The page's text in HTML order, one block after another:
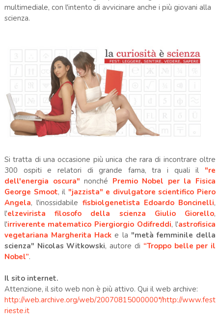
multimediale, con l'intento di avvicinare anche i più giovani alla
scienza.
Si tratta di una occasione più unica che rara di incontrare oltre
300 ospiti e relatori di grande fama, tra i quali il
"re
dell'energia oscura" nonché Premio Nobel per la Fisica
George Smoot,il "jazzista" e divulgatore scientifico Piero
Angela, l'inossidabile fisbiolgenetista Edoardo Boncinelli,
l'elzevirista filosofo della scienza Giulio Giorello,
l'irriverente matematico Piergiorgio Odifreddi, l'astrofisica
vegetariana Margherita Hack e la "metà femminile della
scienza" Nicolas Witkowski,autore di “Troppo belle per il
Nobel”.
Il sito internet.
Attenzione, il sito web non è più attivo. Qui il web archive:
http://web.archive.org/web/20070815000000*/http://www.fest
rieste.it